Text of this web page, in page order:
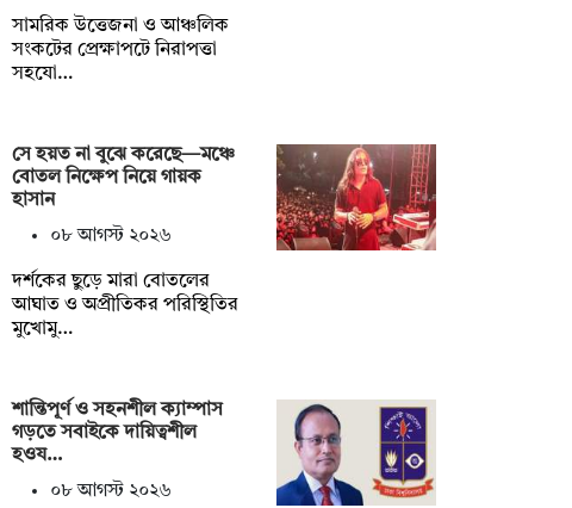
সামরিক উত্তেজনা ও আঞ্চলিক
সংকটের প্রেক্ষাপটে নিরাপত্তা
সহযো…
সে হয়ত না ‍বুঝে করেছে—মঞ্চে
বোতল নিক্ষেপ নিয়ে গায়ক
হাসান
০৮ আগস্ট ২০২৬
দর্শকের ছুড়ে মারা বোতলের
আঘাত ও অপ্রীতিকর পরিস্থিতির
মুখোমু…
শান্তিপূর্ণ ও সহনশীল ক্যাম্পাস
গড়তে সবাইকে দায়িত্বশীল
হওয…
০৮ আগস্ট ২০২৬